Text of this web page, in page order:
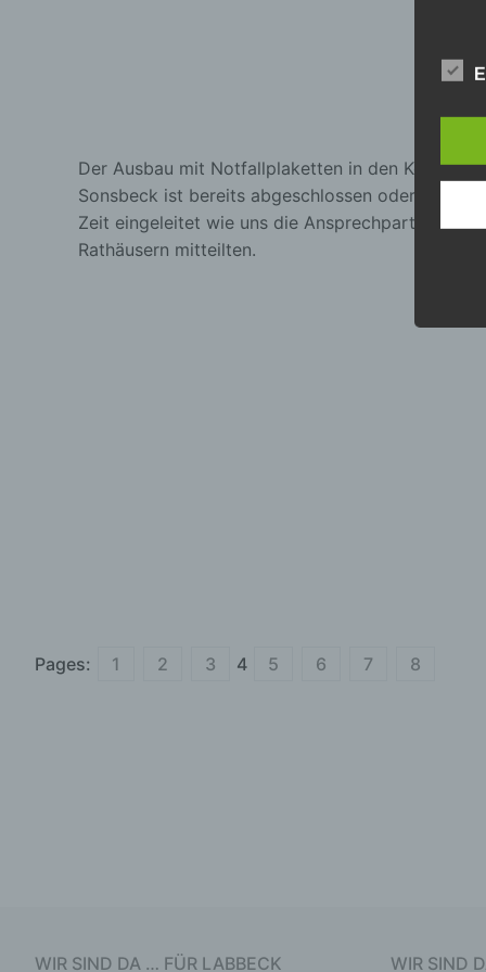
Der Ausbau mit Notfallplaketten in den
Sonsbeck ist bereits abgeschlossen oder wird in
Zeit eingeleitet wie uns die Ansprechpartner in den
Rathäusern mitteilten.
Pages: 1 2 3 4 5 6 7 8
WIR SIND DA … FÜR LABBECK WIR SIND